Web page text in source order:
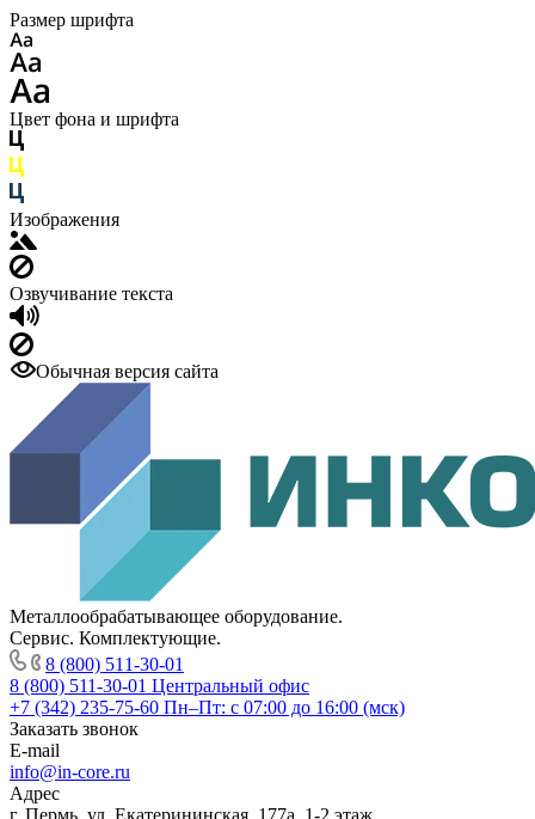
Размер шрифта
Цвет фона и шрифта
Изображения
Озвучивание текста
Обычная версия сайта
Металлообрабатывающее оборудование.
Сервис. Комплектующие.
8 (800) 511-30-01
8 (800) 511-30-01 Центральный офис
+7 (342) 235-75-60 Пн–Пт: с 07:00 до 16:00 (мск)
Заказать звонок
E-mail
info@in-core.ru
Адрес
г. Пермь, ул. ​Екатерининская, 177а, ​1-2 этаж